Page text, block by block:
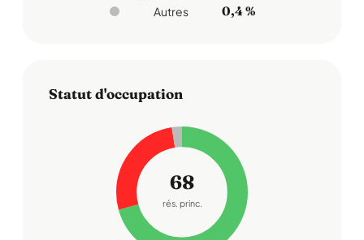
Autres 0,4 %
Statut d'occupation
68
rés. princ.